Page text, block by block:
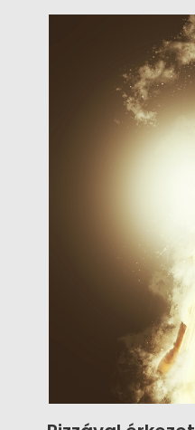
lehetőséget
valamennyi
Egyrészről
másrészről egyéni
megfelelően
öltönyöket. Ne
nemcsak a
vendégek tekintete,
Legyünk erre a
Összegyűjtöttük,
vőlegények az